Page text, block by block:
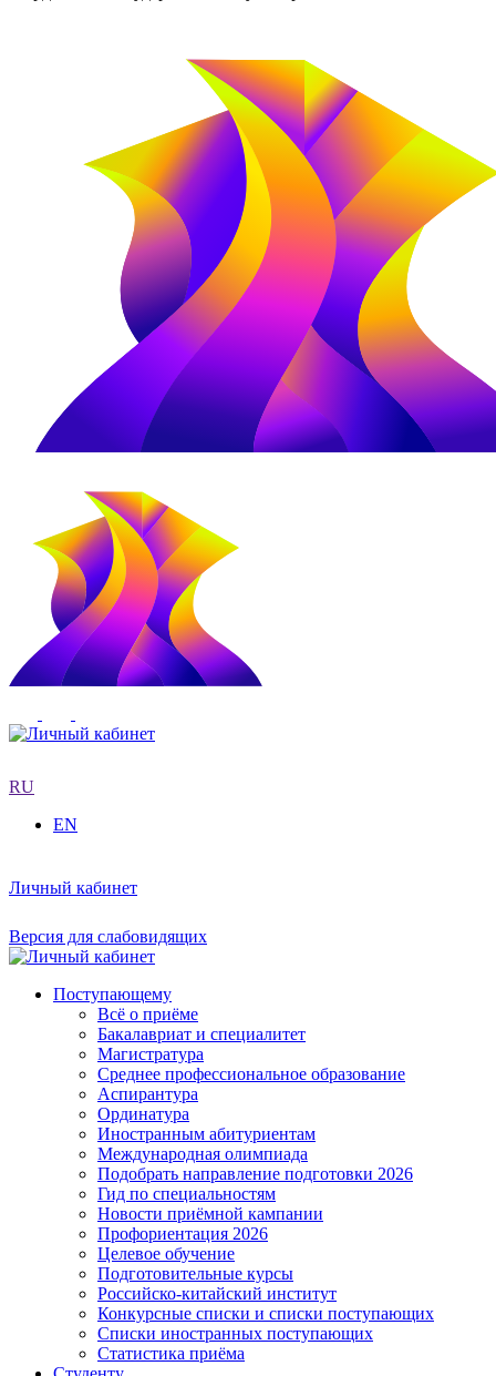
RU
EN
Личный кабинет
Версия для слабовидящих
Поступающему
Всё о приёме
Бакалавриат и специалитет
Магистратура
Среднее профессиональное образование
Аспирантура
Ординатура
Иностранным абитуриентам
Международная олимпиада
Подобрать направление подготовки 2026
Гид по специальностям
Новости приёмной кампании
Профориентация 2026
Целевое обучение
Подготовительные курсы
Российско-китайский институт
Конкурсные списки и списки поступающих
Списки иностранных поступающих
Статистика приёма